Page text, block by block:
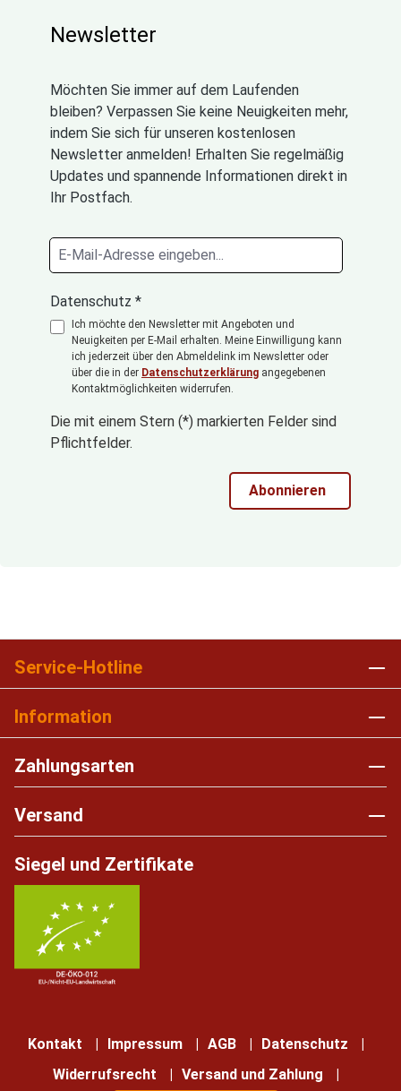
Newsletter
Möchten Sie immer auf dem Laufenden
bleiben? Verpassen Sie keine Neuigkeiten mehr,
indem Sie sich für unseren kostenlosen
Newsletter anmelden! Erhalten Sie regelmäßig
Updates und spannende Informationen direkt in
Ihr Postfach.
Datenschutz *
Ich möchte den Newsletter mit Angeboten und
Neuigkeiten per E-Mail erhalten. Meine Einwilligung kann
ich jederzeit über den Abmeldelink im Newsletter oder
über die in der Datenschutzerklärung angegebenen
Kontaktmöglichkeiten widerrufen.
Die mit einem Stern (*) markierten Felder sind
Pflichtfelder.
Abonnieren
Service-Hotline
Information
Zahlungsarten
Versand
Siegel und Zertifikate
Kontakt Impressum AGB
Datenschutz
Widerrufsrecht
Versand und Zahlung